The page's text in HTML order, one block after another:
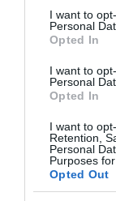
consent section.
I want to
Personal
Opted In
I want to
Personal
Opted In
I want to
Retention,
Personal
Purposes
Opted Out
Címkék: válás
Korábbi
HASONLÓ